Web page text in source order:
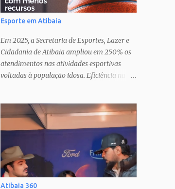
Esporte em Atibaia
Em 2025, a Secretaria de Esportes, Lazer e
Cidadania de Atibaia ampliou em 250% os
atendimentos nas atividades esportivas
voltadas à população idosa. Eficiência na
resultados. Uma atuação que fortalece o
esporte como política pública de inclusão,
saúde e cidadania em Atibaia.
Atibaia 360